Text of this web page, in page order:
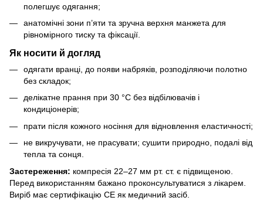
полегшує одягання;
анатомічні зони п’яти та зручна верхня манжета для
рівномірного тиску та фіксації.
Як носити й догляд
одягати вранці, до появи набряків, розподіляючи полотно
без складок;
делікатне прання при 30 °C без відбілювачів і
кондиціонерів;
прати після кожного носіння для відновлення еластичності;
не викручувати, не прасувати; сушити природно, подалі від
тепла та сонця.
Застереження: компресія 22–27 мм рт. ст. є підвищеною.
Перед використанням бажано проконсультуватися з лікарем.
Виріб має сертифікацію CE як медичний засіб.